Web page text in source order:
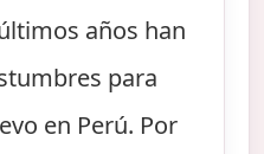
años han
para
en Perú. Por